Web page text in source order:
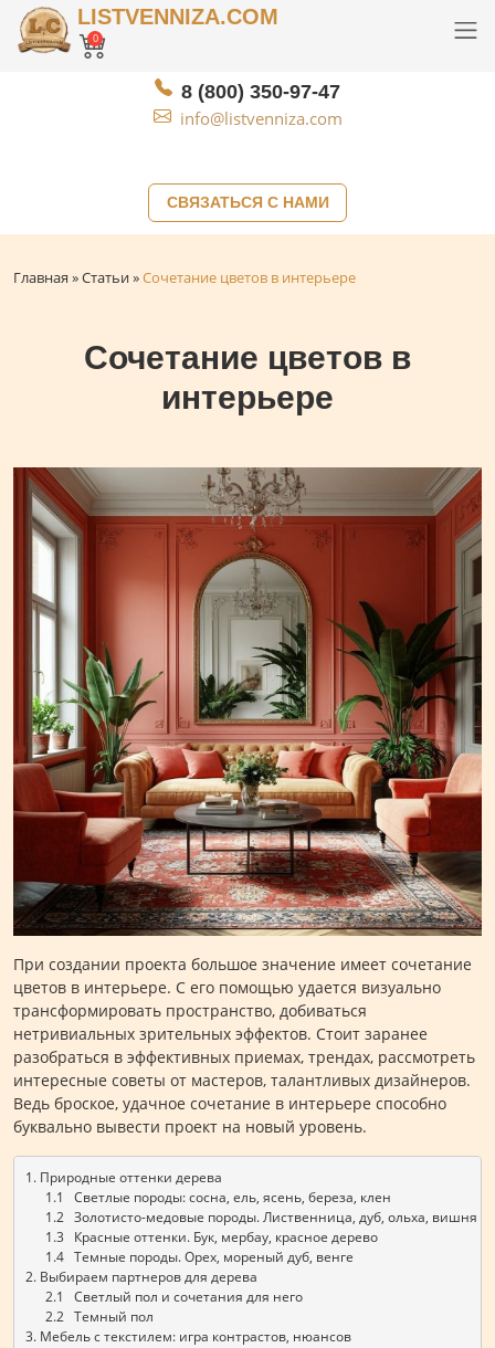
СВЯЗАТЬСЯ С НАМИ
LISTVENNIZA.COM
0
8 (800) 350-97-47
info@listvenniza.com
Главная »Статьи»Сочетание цветов в интерьере
Сочетание цветов в
интерьере
При создании проекта большое значение имеет сочетание
цветов в интерьере. С его помощью удается визуально
трансформировать пространство, добиваться
нетривиальных зрительных эффектов. Стоит заранее
разобраться в эффективных приемах, трендах, рассмотреть
интересные советы от мастеров, талантливых дизайнеров.
Ведь броское, удачное сочетание в интерьере способно
буквально вывести проект на новый уровень.
1. Природные оттенки дерева
      1.1   Светлые породы: сосна, ель, ясень, береза, клен
      1.2   Золотисто-медовые породы. Лиственница, дуб, ольха, вишня
      1.3   Красные оттенки. Бук, мербау, красное дерево
      1.4   Темные породы. Орех, мореный дуб, венге
2. Выбираем партнеров для дерева
      2.1   Светлый пол и сочетания для него
      2.2   Темный пол
3. Мебель с текстилем: игра контрастов, нюансов